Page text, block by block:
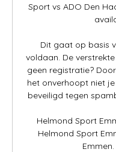
Sport vs ADO Den
Dit gaat op basis
voldaan. De
geen registratie?
het onverhoopt niet
beveiligd tegen
Helmond Sport
Helmond Sport